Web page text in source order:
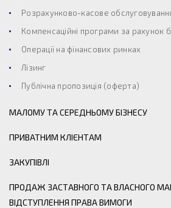
Розрахунково-касове
Компенсаційні програми за рахунок
Операції на фінансових ринках
Лізинг
Публічна пропозиція (оферта)
МАЛОМУ ТА СЕРЕДНЬОМУ БІЗНЕСУ
ПРИВАТНИМ КЛІЄНТАМ
ЗАКУПІВЛІ
ПРОДАЖ ЗАСТАВНОГО ТА ВЛАСНОГО
ВІДСТУПЛЕННЯ ПРАВА ВИМОГИ